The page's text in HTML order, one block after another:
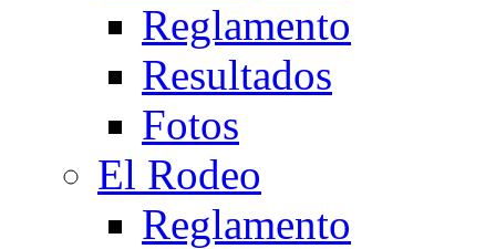
Reglamento
Resultados
Fotos
El Rodeo
Reglamento